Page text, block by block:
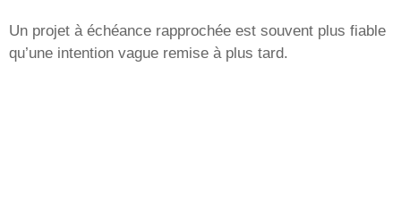
Un projet à échéance rapprochée est souvent plus fiable
qu’une intention vague remise à plus tard.